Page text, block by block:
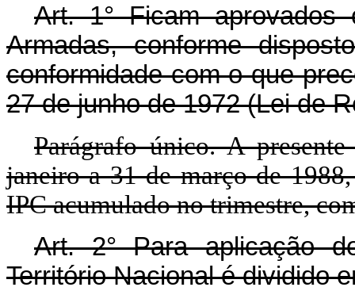
Art.1° Ficam aprovados
Armadas, conforme
conformidade com o que
27 de junho de 1972 (Lei de
Parágrafo único. A
janeiro a 31 de março de
IPC acumulado no trimestre,
Art.2° Para aplicação
Território Nacional é dividido